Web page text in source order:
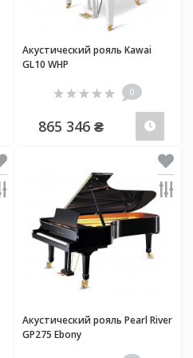
Предзаказ
Акустический рояль Kawai
GL10 WHP
0
865 346 ₴
Акустический рояль Pearl River
GP275 Ebony